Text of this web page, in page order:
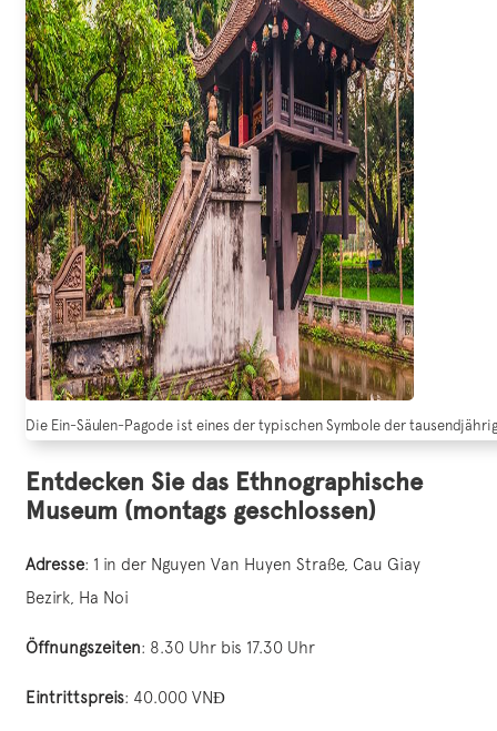
Die Ein-Säulen-Pagode ist eines der typischen Symbole der
Entdecken Sie das Ethnographische
Museum (montags geschlossen)
Adresse: 1 in der Nguyen Van Huyen Straße, Cau Giay
Bezirk, Ha Noi
Öffnungszeiten: 8.30 Uhr bis 17.30 Uhr
Eintrittspreis: 40.000 VNĐ